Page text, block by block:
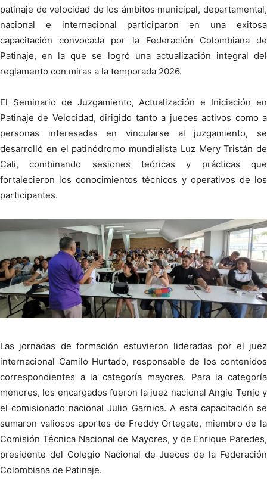
patinaje de velocidad de los ámbitos municipal, departamental,
nacional e internacional participaron en una exitosa
capacitación convocada por la Federación Colombiana de
Patinaje, en la que se logró una actualización integral del
reglamento con miras a la temporada 2026.
El Seminario de Juzgamiento, Actualización e Iniciación en
Patinaje de Velocidad, dirigido tanto a jueces activos como a
personas interesadas en vincularse al juzgamiento, se
desarrolló en el patinódromo mundialista Luz Mery Tristán de
Cali, combinando sesiones teóricas y prácticas que
fortalecieron los conocimientos técnicos y operativos de los
participantes.
Las jornadas de formación estuvieron lideradas por el juez
internacional Camilo Hurtado, responsable de los contenidos
correspondientes a la categoría mayores. Para la categoría
menores, los encargados fueron la juez nacional Angie Tenjo y
el comisionado nacional Julio Garnica. A esta capacitación se
sumaron valiosos aportes de Freddy Ortegate, miembro de la
Comisión Técnica Nacional de Mayores, y de Enrique Paredes,
presidente del Colegio Nacional de Jueces de la Federación
Colombiana de Patinaje.